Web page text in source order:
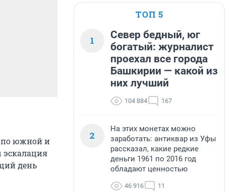
по южной и
эскалация
день
ТОП 5
1
Север бедный, юг
богатый: журналист
проехал все города
Башкирии — какой из
них лучший
104 884 167
2
На этих монетах можно
заработать: антиквар из Уфы
рассказал, какие редкие
деньги 1961 по 2016 год
обладают ценностью
46 916 11